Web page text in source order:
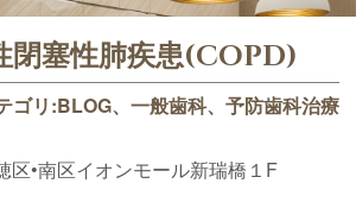
閉塞性肺疾患(COPD)
ゴリ:BLOG 一般歯科 予防歯科治療
区•南区イオンモール新瑞橋１F